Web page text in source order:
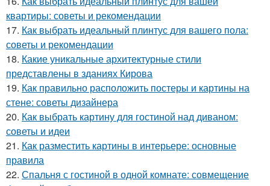
квартиры: советы и рекомендации
17. Как выбрать идеальный плинтус для вашего пола:
советы и рекомендации
18. Какие уникальные архитектурные стили
представлены в зданиях Кирова
19. Как правильно расположить постеры и картины на
стене: советы дизайнера
20. Как выбрать картину для гостиной над диваном:
советы и идеи
21. Как разместить картины в интерьере: основные
правила
22. Спальня с гостиной в одной комнате: совмещение